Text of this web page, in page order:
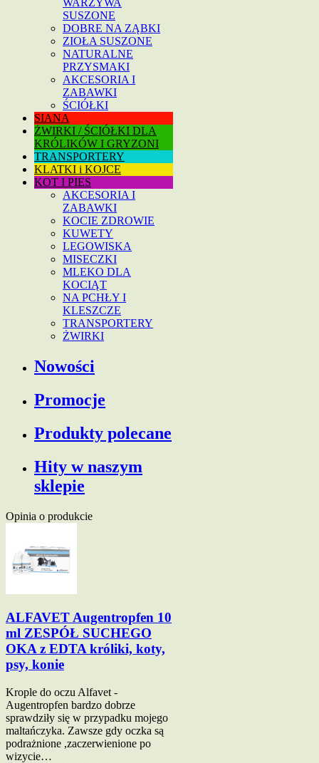
WARZYWA
SUSZONE
DOBRE NA ZĄBKI
ZIOŁA SUSZONE
NATURALNE
PRZYSMAKI
AKCESORIA I
ZABAWKI
ŚCIÓŁKI
SIANA
ŻWIRKI / ŚCIÓŁKI DLA
KRÓLIKÓW I GRYZONI
TRANSPORTERY
KLATKI i KOJCE
KOT I PIES
AKCESORIA I
ZABAWKI
KOCIE ZDROWIE
KUWETY
LEGOWISKA
MISECZKI
MLEKO DLA
KOCIĄT
NA PCHŁY I
KLESZCZE
TRANSPORTERY
ŻWIRKI
Nowości
Promocje
Produkty polecane
Hity w naszym
sklepie
Opinia o produkcie
ALFAVET Augentropfen 10
ml ZESPÓŁ SUCHEGO
OKA z EDTA króliki, koty,
psy, konie
Krople do oczu Alfavet -
Augentropfen bardzo dobrze
sprawdziły się w przypadku mojego
maltańczyka. Zawsze gdy oczka są
podrażnione ,zaczerwienione po
wizycie…